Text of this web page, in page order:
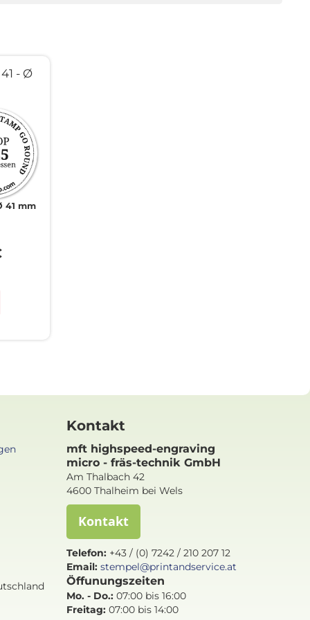
- Ø
41 mm
Kontakt
mft highspeed-engraving
micro - fräs-technik GmbH
Am Thalbach 42
4600 Thalheim bei Wels
Kontakt
Telefon: +43 / (0) 7242 / 210 207 12
Email: stempel@printandservice.at
Öffunungszeiten
Mo. - Do.: 07:00 bis 16:00
Freitag: 07:00 bis 14:00